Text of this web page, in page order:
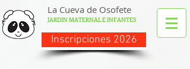
La Cueva de Osofete
JARDIN MATERNAL E INFANTES
Inscripciones 2026